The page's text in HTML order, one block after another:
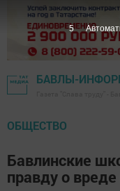
БАВЛЫ-
ОБЩЕСТВО
Бавлинские
правду о
5